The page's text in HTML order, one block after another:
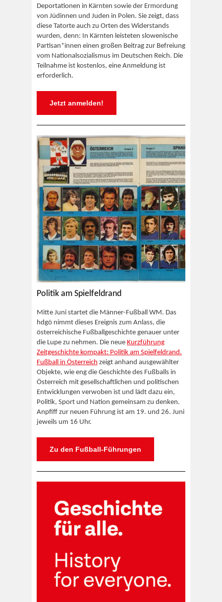
Deportationen in Kärnten sowie der Ermordung
von Jüdinnen und Juden in Polen. Sie zeigt, dass
diese Tatorte auch zu Orten des Widerstands
wurden, denn: In Kärnten leisteten slowenische
Partisan*innen einen großen Beitrag zur Befreiung
vom Nationalsozialismus im Deutschen Reich. Die
Teilnahme ist kostenlos, eine Anmeldung ist
erforderlich.
Jetzt anmelden!
Politik am Spielfeldrand
Mitte Juni startet die Männer-Fußball WM. Das
hdgö nimmt dieses Ereignis zum Anlass, die
österreichische Fußballgeschichte genauer unter
die Lupe zu nehmen. Die neue Kurzführung
Zeitgeschichte kompakt: Politik am Spielfeldrand.
Fußball in Österreich zeigt anhand ausgewählter
Objekte, wie eng die Geschichte des Fußballs in
Österreich mit gesellschaftlichen und politischen
Entwicklungen verwoben ist und lädt dazu ein,
Politik, Sport und Nation gemeinsam zu denken.
Anpfiff zur neuen Führung ist am 19. und 26. Juni
jeweils um 16 Uhr.
Zu den Fußball-Führungen